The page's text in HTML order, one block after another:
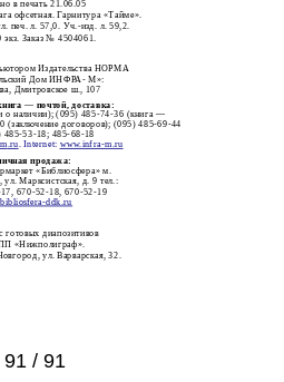
в печать 21.06.05
офсетная. Гарнитура «Тайме».
печ. л. 57,0. Уч.-изд. л. 59,2.
Заказ № 4504061.
Издательства НОРМА
Дом ИНФРА- М»:
Дмитровское ш., 107
— почтой, доставка:
о наличии); (095) 485-74-36 (книга —
(заключение договоров); (095) 485-69-44
485-53-18; 485-68-18
.ru. Internet: www.infra-m.ru
продажа:
«Библиосфера» м.
ул. Марксистская, д. 9 тел.:
670-52-18, 670-52-19
ddk.ru
готовых диапозитивов
«Нижполиграф».
ул. Варварская, 32.
91 / 91